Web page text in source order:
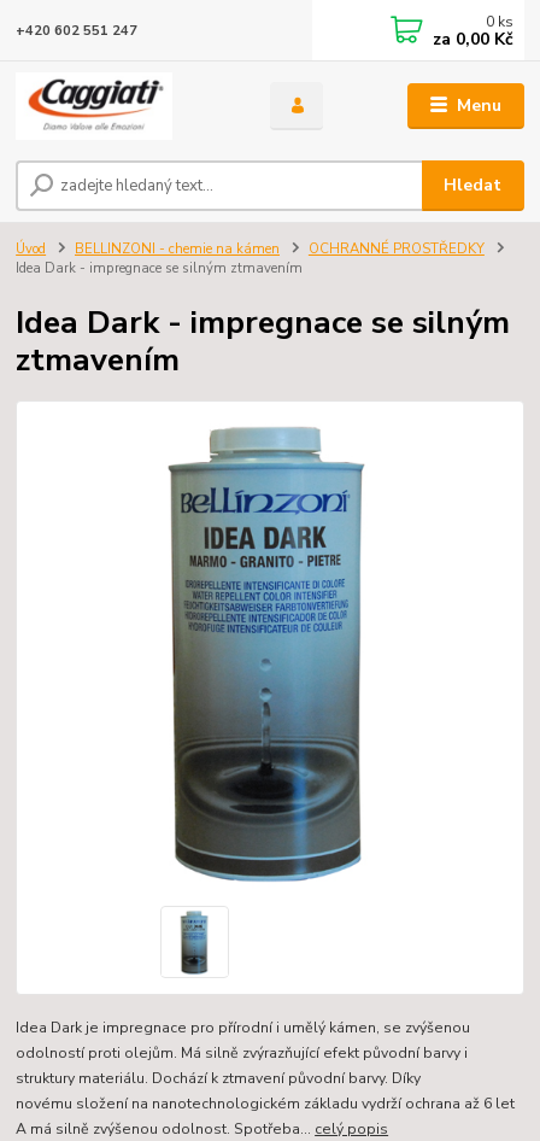
Menu
Hledat
+420 602 551 247 0 ks
za 0,00 Kč
Úvod BELLINZONI - chemie na kámen
OCHRANNÉ PROSTŘEDKY
Idea Dark - impregnace se silným ztmavením
Idea Dark - impregnace se silným
ztmavením
Idea Dark je impregnace pro přírodní i umělý kámen, se zvýšenou
odolností proti olejům. Má silně zvýrazňující efekt původní barvy i
struktury materiálu. Dochází k ztmavení původní barvy. Díky
novému složení na nanotechnologickém základu vydrží ochrana až 6 let
A má silně zvýšenou odolnost. Spotřeba... celý popis